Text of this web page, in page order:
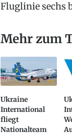
Fluglinie sechs
Mehr zum
Ukraine
International
fliegt
Nationalteam